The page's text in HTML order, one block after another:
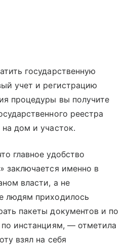
государственную
учет и регистрацию
процедуры вы получите
реестра
дом и участок.
главное удобство
заключается именно в
власти, а не
людям приходилось
пакеты документов и по
по инстанциям, — отметила
взял на себя